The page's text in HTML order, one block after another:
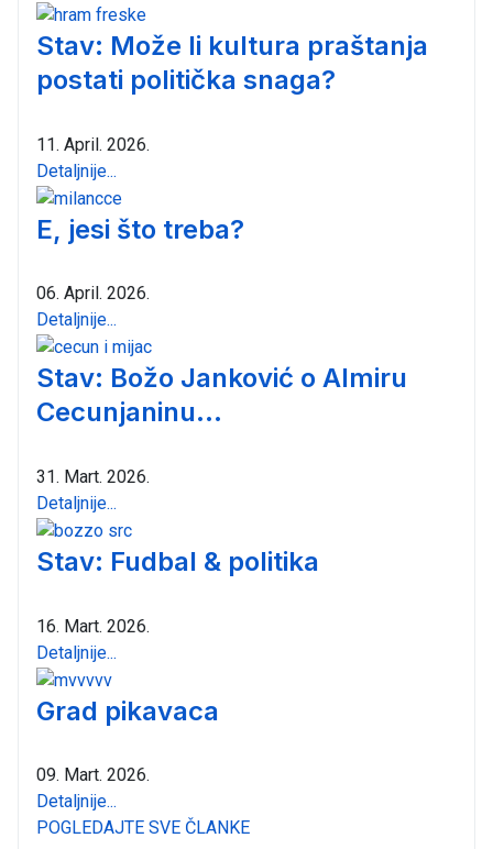
Stav: Može li kultura praštanja
postati politička snaga?
11. April. 2026.
Detaljnije...
E, jesi što treba?
06. April. 2026.
Detaljnije...
Stav: Božo Janković o Almiru
Cecunjaninu...
31. Mart. 2026.
Detaljnije...
Stav: Fudbal & politika
16. Mart. 2026.
Detaljnije...
Grad pikavaca
09. Mart. 2026.
Detaljnije...
POGLEDAJTE SVE ČLANKE